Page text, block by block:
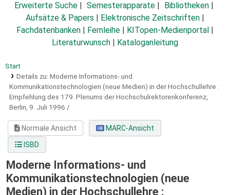
Erweiterte Suche Semesterapparate
Bibliotheken
Aufsätze & Papers
Elektronische Zeitschriften
Fachdatenbanken
Fernleihe KITopen-Medienportal
Literaturwunsch
Kataloganleitung
Start
Details zu: Moderne Informations- und
Kommunikationstechnologien (neue Medien) in der Hochschullehre :
Empfehlung des 179. Plenums der Hochschulrektorenkonferenz,
Berlin, 9. Juli 1996 /
Normale Ansicht
MARC-Ansicht
ISBD
Moderne Informations- und
Kommunikationstechnologien (neue
Medien) in der Hochschullehre :